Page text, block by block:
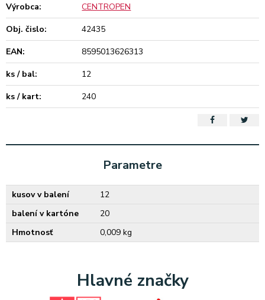
Výrobca:
CENTROPEN
Obj. čislo:
42435
EAN:
8595013626313
ks / bal:
12
ks / kart:
240
Parametre
kusov v balení
12
balení v kartóne
20
Hmotnosť
0,009 kg
Hlavné značky